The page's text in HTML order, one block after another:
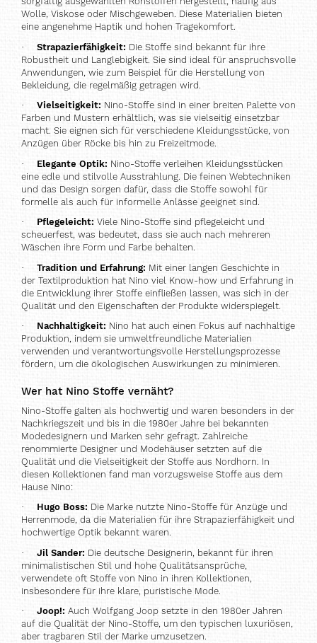
Wolle, Viskose oder Mischgeweben. Diese Materialien bieten
eine angenehme Haptik und hohen Tragekomfort.
·
Strapazierfähigkeit: Die Stoffe sind bekannt für ihre
Robustheit und Langlebigkeit. Sie sind ideal für anspruchsvolle
Anwendungen, wie zum Beispiel für die Herstellung von
Bekleidung, die regelmäßig getragen wird.
·
Vielseitigkeit: Nino-Stoffe sind in einer breiten Palette von
Farben und Mustern erhältlich, was sie vielseitig einsetzbar
macht. Sie eignen sich für verschiedene Kleidungsstücke, von
Anzügen über Röcke bis hin zu Freizeitmode.
·
Elegante Optik: Nino-Stoffe verleihen Kleidungsstücken
eine edle und stilvolle Ausstrahlung. Die feinen Webtechniken
und das Design sorgen dafür, dass die Stoffe sowohl für
formelle als auch für informelle Anlässe geeignet sind.
·
Pflegeleicht: Viele Nino-Stoffe sind pflegeleicht und
scheuerfest, was bedeutet, dass sie auch nach mehreren
Wäschen ihre Form und Farbe behalten.
·
Tradition und Erfahrung: Mit einer langen Geschichte in
der Textilproduktion hat Nino viel Know-how und Erfahrung in
die Entwicklung ihrer Stoffe einfließen lassen, was sich in der
Qualität und den Eigenschaften der Produkte widerspiegelt.
·
Nachhaltigkeit: Nino hat auch einen Fokus auf nachhaltige
Produktion, indem sie umweltfreundliche Materialien
verwenden und verantwortungsvolle Herstellungsprozesse
fördern, um die ökologischen Auswirkungen zu minimieren.
Wer hat Nino Stoffe vernäht?
Nino-Stoffe galten als hochwertig und waren besonders in der
Nachkriegszeit und bis in die 1980er Jahre bei bekannten
Modedesignern und Marken sehr gefragt. Zahlreiche
renommierte Designer und Modehäuser setzten auf die
Qualität und die Vielseitigkeit der Stoffe aus Nordhorn. In
diesen Kollektionen fand man vorzugsweise Stoffe aus dem
Hause Nino:
·
Hugo Boss: Die Marke nutzte Nino-Stoffe für Anzüge und
Herrenmode, da die Materialien für ihre Strapazierfähigkeit und
hochwertige Optik bekannt waren.
·
Jil Sander: Die deutsche Designerin, bekannt für ihren
minimalistischen Stil und hohe Qualitätsansprüche,
verwendete oft Stoffe von Nino in ihren Kollektionen,
insbesondere für ihre klare, puristische Mode.
·
Joop!: Auch Wolfgang Joop setzte in den 1980er Jahren
auf die Qualität der Nino-Stoffe, um den typischen luxuriösen,
aber tragbaren Stil der Marke umzusetzen.